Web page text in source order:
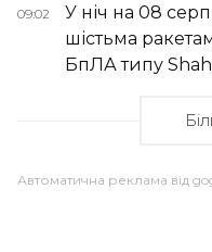
09:02
У ніч на 08
шістьма
БпЛА типу
Автоматична реклама від